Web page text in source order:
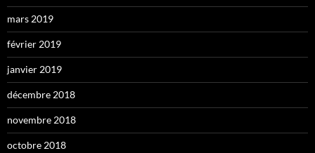
mars 2019
février 2019
janvier 2019
décembre 2018
novembre 2018
octobre 2018